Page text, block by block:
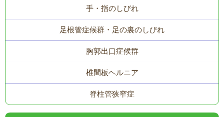
手・指のしびれ
足根管症候群・足の裏のしびれ
胸郭出口症候群
椎間板ヘルニア
脊柱管狭窄症